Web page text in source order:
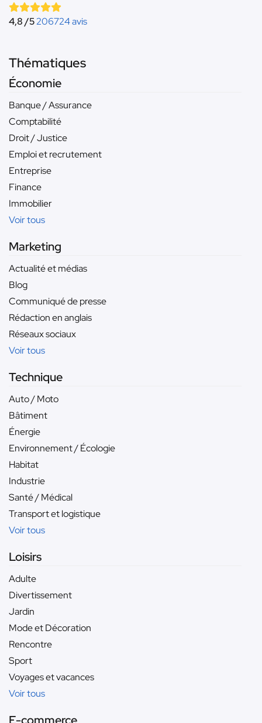
4,8 /5206724 avis
Thématiques
Économie
Banque / Assurance
Comptabilité
Droit / Justice
Emploi et recrutement
Entreprise
Finance
Immobilier
Voir tous
Marketing
Actualité et médias
Blog
Communiqué de presse
Rédaction en anglais
Réseaux sociaux
Voir tous
Technique
Auto / Moto
Bâtiment
Énergie
Environnement / Écologie
Habitat
Industrie
Santé / Médical
Transport et logistique
Voir tous
Loisirs
Adulte
Divertissement
Jardin
Mode et Décoration
Rencontre
Sport
Voyages et vacances
Voir tous